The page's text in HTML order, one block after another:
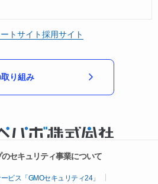
トサイト採用サイト
り組み
セキュリティ事業について
ビス「GMOセキュリティ24」